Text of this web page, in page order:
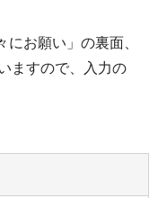
お願い」の裏面、
ますので、入力の